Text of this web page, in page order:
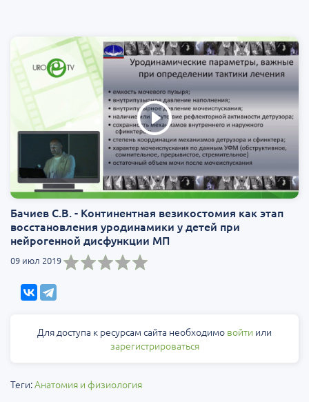
Бачиев С.В. - Континентная везикостомия как этап
восстановления уродинамики у детей при
нейрогенной дисфункции МП
09 июл 2019
Для доступа к ресурсам сайта необходимо войти или
зарегистрироваться
Теги:Анатомия и физиология